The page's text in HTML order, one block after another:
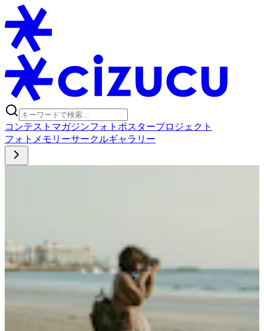
コンテスト マガジンフォトポスタープロジェクト
フォト メモリーサークルギャラリー